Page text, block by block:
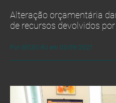
Alteração orçamentária
de recursos devolvidos
Por SECEC-RJ em 03/09/2021